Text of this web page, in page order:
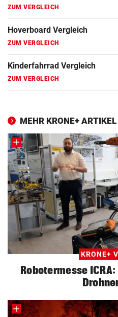
ZUM VERGLEICH
Hoverboard Vergleich
ZUM VERGLEICH
Kinderfahrrad Vergleich
ZUM VERGLEICH
MEHR KRONE+ ARTIKEL
KRONE+
Robotermesse